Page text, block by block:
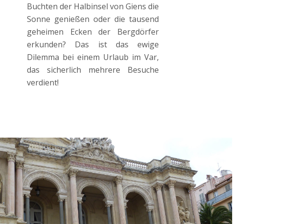
Buchten der Halbinsel von Giens die
Sonne genießen oder die tausend
geheimen Ecken der Bergdörfer
erkunden? Das ist das ewige
Dilemma bei einem Urlaub im Var,
das sicherlich mehrere Besuche
verdient!